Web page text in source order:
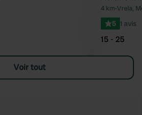
Préféré4 km•Vrela,
5 1 avis
15 - 25
Voir tout